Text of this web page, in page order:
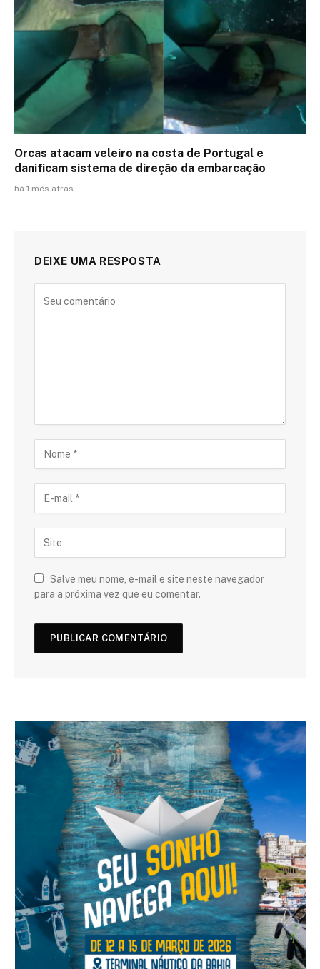
Orcas atacam veleiro na costa de Portugal e
danificam sistema de direção da embarcação
há 1 mês atrás
DEIXE UMA RESPOSTA
Salve meu nome, e-mail e site neste navegador
para a próxima vez que eu comentar.